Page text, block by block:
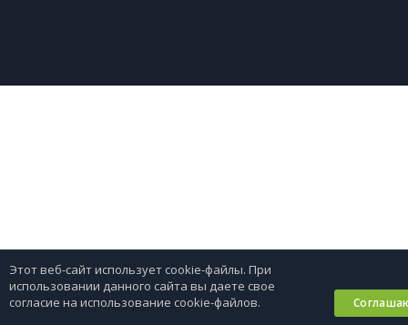
Этот веб-сайт использует cookie-файлы. При
использовании данного сайта вы даете свое
согласие на использование cookie-файлов.